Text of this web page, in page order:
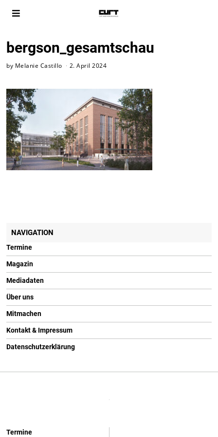
bergson_gesamtschau
by Melanie Castillo 2. April 2024
NAVIGATION
Termine
Magazin
Mediadaten
Über uns
Mitmachen
Kontakt & Impressum
Datenschutzerklärung
Termine